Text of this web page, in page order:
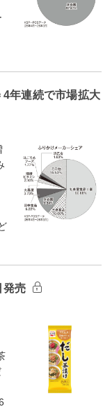
年連続で市場拡大
発売